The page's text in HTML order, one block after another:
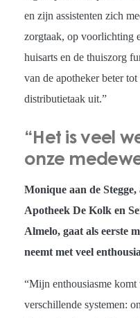
en zijn assistenten zich
zorgtaak, op voorlichting
huisarts en de thuiszorg
van de apotheker beter
distributietaak uit.”
“Het is veel
onze
Monique aan de
Apotheek De Kolk en
Almelo, gaat als eerste
neemt met veel
“Mijn enthousiasme
verschillende systemen: